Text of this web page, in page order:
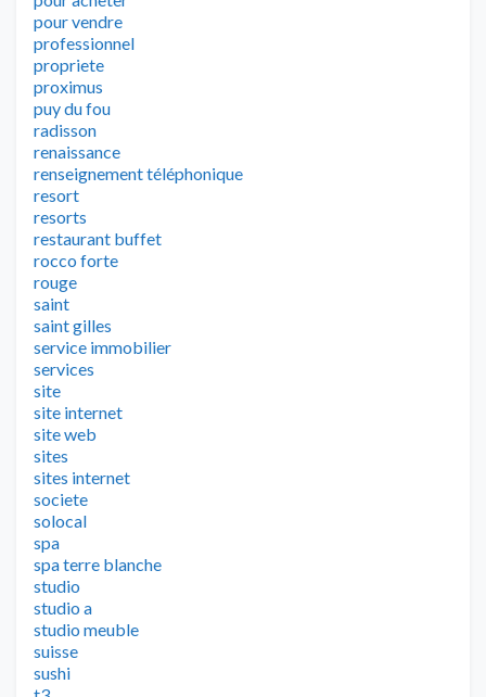
pour vendre
professionnel
propriete
proximus
puy du fou
radisson
renaissance
renseignement téléphonique
resort
resorts
restaurant buffet
rocco forte
rouge
saint
saint gilles
service immobilier
services
site
site internet
site web
sites
sites internet
societe
solocal
spa
spa terre blanche
studio
studio a
studio meuble
suisse
sushi